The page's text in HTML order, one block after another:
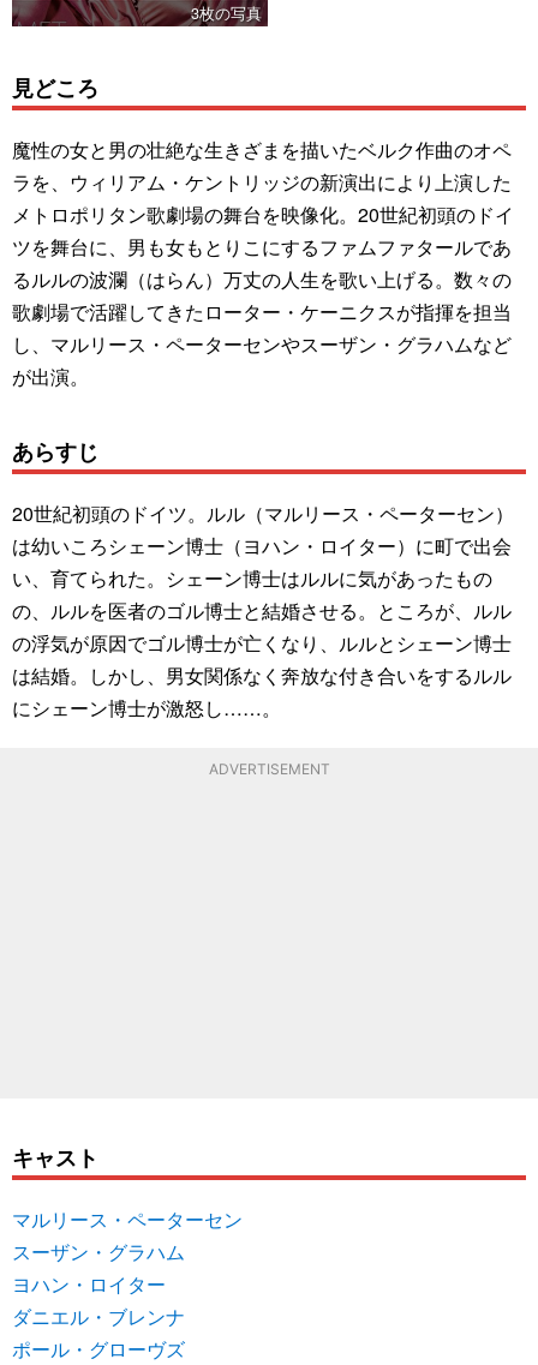
3枚の写真
見どころ
魔性の女と男の壮絶な生きざまを描いたベルク作曲のオペ
ラを、ウィリアム・ケントリッジの新演出により上演した
メトロポリタン歌劇場の舞台を映像化。20世紀初頭のドイ
ツを舞台に、男も女もとりこにするファムファタールであ
るルルの波瀾（はらん）万丈の人生を歌い上げる。数々の
歌劇場で活躍してきたローター・ケーニクスが指揮を担当
し、マルリース・ペーターセンやスーザン・グラハムなど
が出演。
あらすじ
20世紀初頭のドイツ。ルル（マルリース・ペーターセン）
は幼いころシェーン博士（ヨハン・ロイター）に町で出会
い、育てられた。シェーン博士はルルに気があったもの
の、ルルを医者のゴル博士と結婚させる。ところが、ルル
の浮気が原因でゴル博士が亡くなり、ルルとシェーン博士
は結婚。しかし、男女関係なく奔放な付き合いをするルル
にシェーン博士が激怒し……。
ADVERTISEMENT
キャスト
マルリース・ペーターセン
スーザン・グラハム
ヨハン・ロイター
ダニエル・ブレンナ
ポール・グローヴズ